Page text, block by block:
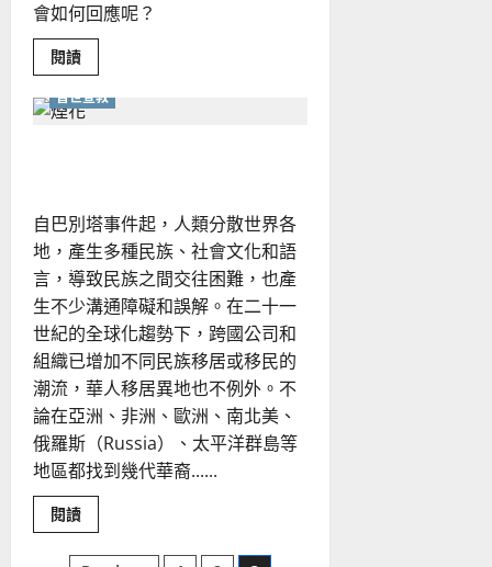
會如何回應呢？
閱讀Read
more
帶
職
下
的
宣
教
回
應
｜
劉
漢
中
普世宣教
自巴別塔事件起，人類分散世界各
地，產生多種民族、社會文化和語
言，導致民族之間交往困難，也產
生不少溝通障礙和誤解。在二十一
世紀的全球化趨勢下，跨國公司和
組織已增加不同民族移居或移民的
潮流，華人移居異地也不例外。不
論在亞洲、非洲、歐洲、南北美、
俄羅斯（Russia）、太平洋群島等
地區都找到幾代華裔......
閱讀Read
more
跨